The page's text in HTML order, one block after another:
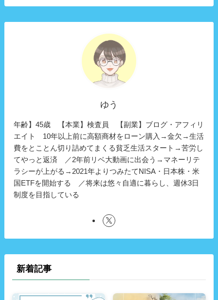
ゆう
年齢】45歳 【本業】検査員 【副業】ブログ・アフィリ
エイト 10年以上前に高額商材をローン購入→金欠→生活
費をとことん切り詰めてまくる貧乏生活スタート→苦労し
てやっと返済 ／2年前リベ大動画に出会う→マネーリテ
ラシーが上がる→2021年よりつみたてNISA・日本株・米
国ETFを開始する ／将来は悠々自適に暮らし、週休3日
制度を目指している
新着記事